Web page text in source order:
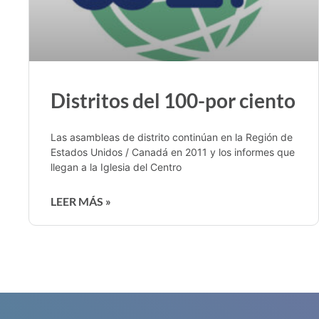
Distritos del 100-por ciento
Las asambleas de distrito continúan en la Región de
Estados Unidos / Canadá en 2011 y los informes que
llegan a la Iglesia del Centro
LEER MÁS »